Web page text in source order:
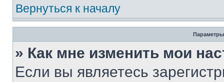
Вернуться к началу
Параметры
» Как мне изменить мои
Если вы являетесь